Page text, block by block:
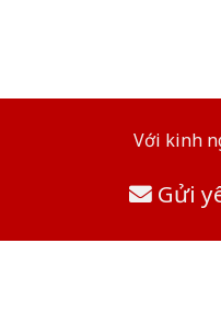
Với kinh
Gửi